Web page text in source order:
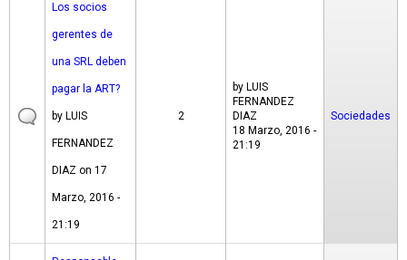
Los socios
gerentes de
una SRL deben
pagar la ART?
by LUIS
FERNANDEZ
DIAZ on 17
Marzo, 2016 -
21:19
2
by LUIS
FERNANDEZ
DIAZ
18 Marzo, 2016 -
21:19
Sociedades